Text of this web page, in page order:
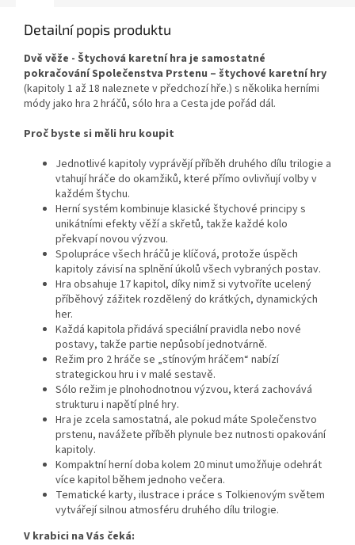
Detailní popis produktu
Dvě věže - Štychová karetní hra je samostatné
pokračování Společenstva Prstenu – štychové karetní hry
(kapitoly 1 až 18 naleznete v předchozí hře.) s několika herními
módy jako hra 2 hráčů, sólo hra a Cesta jde pořád dál.
Proč byste si měli hru koupit
Jednotlivé kapitoly vyprávějí příběh druhého dílu trilogie a
vtahují hráče do okamžiků, které přímo ovlivňují volby v
každém štychu.
Herní systém kombinuje klasické štychové principy s
unikátními efekty věží a skřetů, takže každé kolo
překvapí novou výzvou.
Spolupráce všech hráčů je klíčová, protože úspěch
kapitoly závisí na splnění úkolů všech vybraných postav.
Hra obsahuje 17 kapitol, díky nimž si vytvoříte ucelený
příběhový zážitek rozdělený do krátkých, dynamických
her.
Každá kapitola přidává speciální pravidla nebo nové
postavy, takže partie nepůsobí jednotvárně.
Režim pro 2 hráče se „stínovým hráčem“ nabízí
strategickou hru i v malé sestavě.
Sólo režim je plnohodnotnou výzvou, která zachovává
strukturu i napětí plné hry.
Hra je zcela samostatná, ale pokud máte Společenstvo
prstenu, navážete příběh plynule bez nutnosti opakování
kapitoly.
Kompaktní herní doba kolem 20 minut umožňuje odehrát
více kapitol během jednoho večera.
Tematické karty, ilustrace i práce s Tolkienovým světem
vytvářejí silnou atmosféru druhého dílu trilogie.
V krabici na Vás čeká: